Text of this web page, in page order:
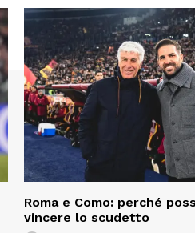
Roma e Como: perché
vincere lo scudetto